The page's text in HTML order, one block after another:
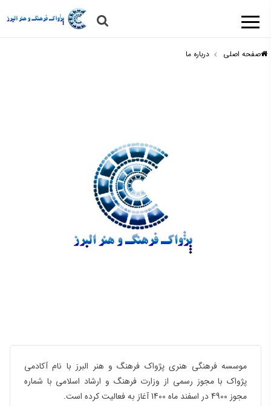
صفحه اصلی درباره ما
موسسه فرهنگی هنری پژواک فرهنگ و هنر البرز با نام آکادمی
پژواک با مجوز رسمی از وزارت فرهنگ و ارشاد اسلامی با شماره
مجوز 4900 در اسفند ماه 1400 آغاز به فعالیت کرده است.